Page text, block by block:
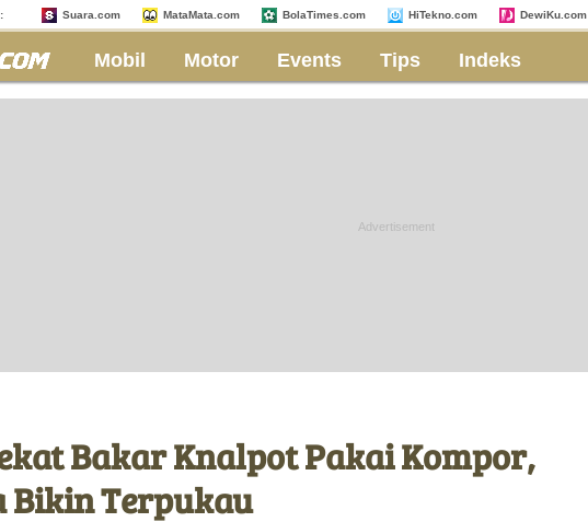
Suara.com MataMata.com BolaTimes.com HiTekno.com DewiKu.com
Mobil Motor Events Tips Indeks
Bakar Knalpot Pakai Kompor,
Bikin Terpukau